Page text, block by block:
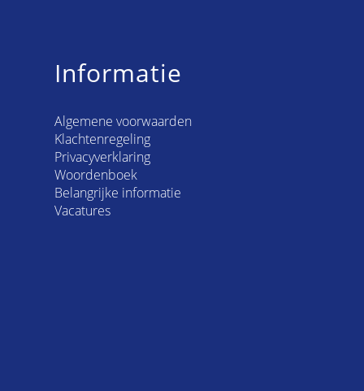
Informatie
Algemene voorwaarden
Klachtenregeling
Privacyverklaring
Woordenboek
Belangrijke informatie
Vacatures